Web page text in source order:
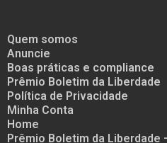
Quem somos
Anuncie
Boas práticas e compliance
Prêmio Boletim da Liberdade
Política de Privacidade
Minha Conta
Home
Prêmio Boletim da Liberdade